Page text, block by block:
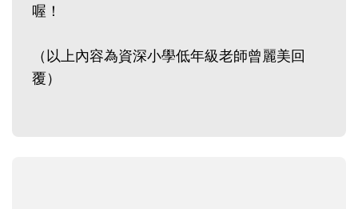
喔！
（以上內容為資深小學低年級老師曾麗美回
覆）